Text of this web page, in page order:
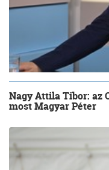
Nagy Attila Tibor: az
most Magyar Péter